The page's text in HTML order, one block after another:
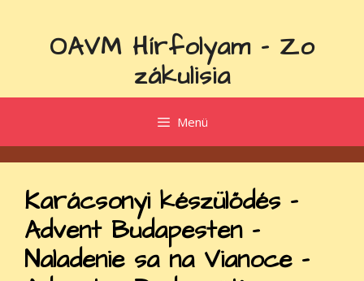
tartalombaOAVM Hírfolyam - Zo
zákulisia
Menü
Karácsonyi készülődés –
Advent Budapesten –
Naladenie sa na Vianoce –